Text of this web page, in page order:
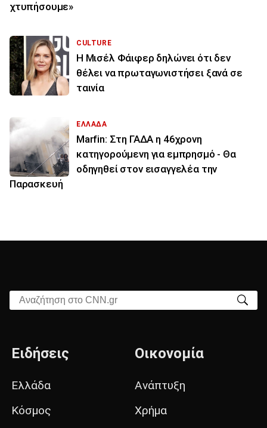
χτυπήσουμε»
CULTURE
Η Μισέλ Φάιφερ δηλώνει ότι δεν
θέλει να πρωταγωνιστήσει ξανά σε
ταινία
ΕΛΛΑΔΑ
Marfin: Στη ΓΑΔΑ η 46χρονη
κατηγορούμενη για εμπρησμό - Θα
οδηγηθεί στον εισαγγελέα την
Παρασκευή
Αναζήτηση στο CNN.gr
Ειδήσεις
Ελλάδα
Κόσμος
Οικονομία
Ανάπτυξη
Χρήμα